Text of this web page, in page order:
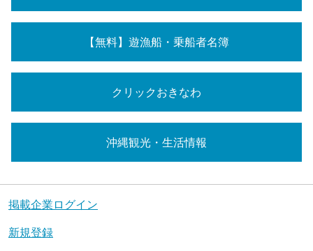
【無料】遊漁船・乗船者名簿
クリックおきなわ
沖縄観光・生活情報
掲載企業ログイン
新規登録